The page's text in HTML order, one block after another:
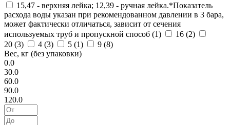
15,47 - верхняя лейка; 12,39 - ручная лейка.*Показатель
расхода воды указан при рекомендованном давлении в 3 бара,
может фактически отличаться, зависит от сечения
используемых труб и пропускной способ (1) 16 (2)
20 (3) 4 (3) 5 (1) 9 (8)
Вес, кг (без упаковки)
0.0
30.0
60.0
90.0
120.0